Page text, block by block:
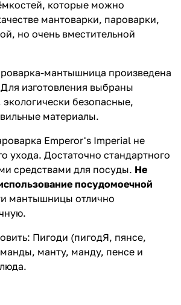
которые можно
мантоварки, пароварки,
но очень вместительной
мантышница произведена
изготовления выбраны
безопасные,
материалы.
Emperor's Imperial не
ухода. Достаточно стандартного
средствами для посуды. Не
посудомоечной
мантышницы отлично
Пигоди (пигодЯ, пянсе,
манту, манду, пенсе и